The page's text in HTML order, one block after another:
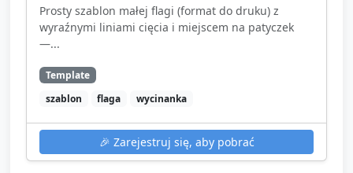
Prosty szablon małej flagi (format do druku) z
wyraźnymi liniami cięcia i miejscem na patyczek
—...
Template
szablon
flaga wycinanka
🎉 Zarejestruj się, aby pobrać